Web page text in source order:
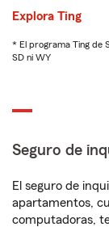
Explora Ting
* El programa Ting de
SD ni WY
Seguro de
El seguro de
apartamentos,
computadoras,